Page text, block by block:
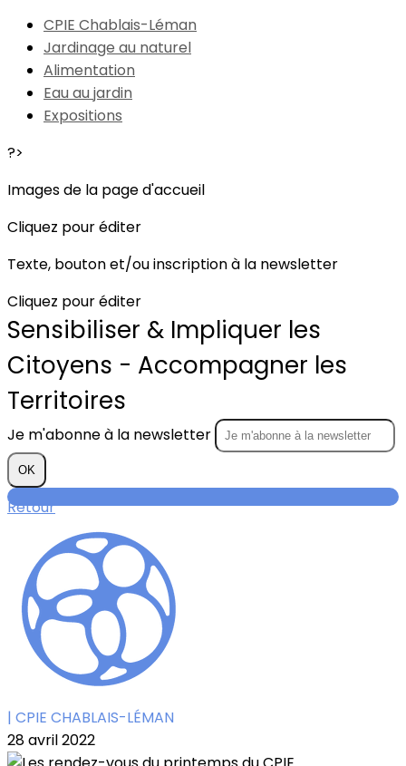
CPIE Chablais-Léman
Jardinage au naturel
Alimentation
Eau au jardin
Expositions
?>
Images de la page d'accueil
Cliquez pour éditer
Texte, bouton et/ou inscription à la newsletter
Cliquez pour éditer
Sensibiliser & Impliquer les
Citoyens - Accompagner les
Territoires
Je m'abonne à la newsletter
OK
Retour
| CPIE CHABLAIS-LÉMAN
28 avril 2022